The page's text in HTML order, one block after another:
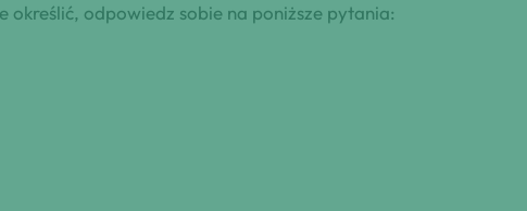
odpowiedz sobie na poniższe pytania: